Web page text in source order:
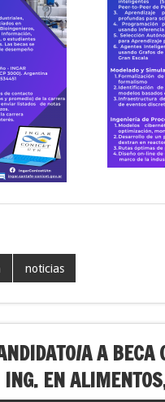
noticias
A A
ING. EN